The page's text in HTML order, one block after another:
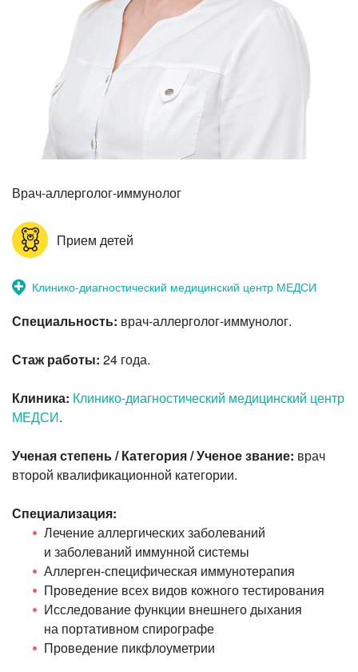
Прием невролога
Врач-аллерголог-иммунолог
Прием детей
Клинико-диагностический медицинский центр МЕДСИ
Специальность: врач-аллерголог-иммунолог.
Стаж работы: 24 года.
Клиника: Клинико-диагностический медицинский центр
МЕДСИ.
Ученая степень / Категория / Ученое звание: врач
второй квалификационной категории.
Специализация:
Лечение аллергических заболеваний
и заболеваний иммунной системы
Аллерген-специфическая иммунотерапия
Проведение всех видов кожного тестирования
Исследование функции внешнего дыхания
на портативном спирографе
Проведение пикфлоуметрии